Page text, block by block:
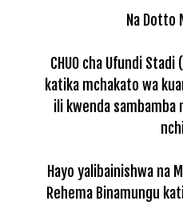
Na Dotto
CHUO cha Ufundi
katika mchakato wa
ili kwenda sambamba
Hayo yalibainishwa na
Rehema Binamungu